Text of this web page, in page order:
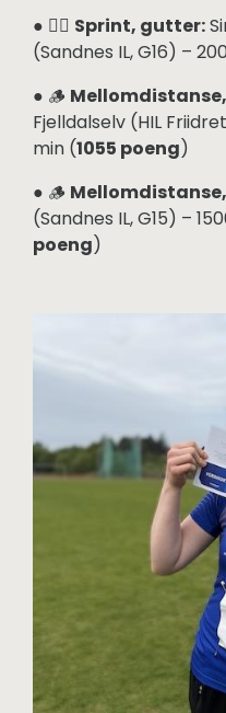
● 🏃‍♂️ Sprint, gutter:
(Sandnes IL, G16) –
● 🪵
Fjelldalselv (HIL
min (1055 poeng)
● 🪵
(Sandnes IL, G15) –
poeng)